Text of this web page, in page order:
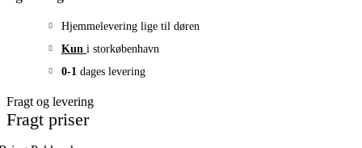
Hjemmelevering lige til døren
Kun i storkøbenhavn
0-1 dages levering
Fragt og levering
Fragt priser